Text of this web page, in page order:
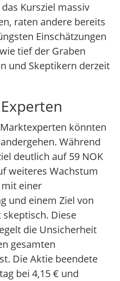
Kursziel massiv
raten andere bereits
Einschätzungen
tief der Graben
und Skeptikern derzeit
könnten
Während
deutlich auf 59 NOK
weiteres Wachstum
mit einer
und einem Ziel von
Diese
die Unsicherheit
gesamten
Die Aktie beendete
bei 4,15 € und